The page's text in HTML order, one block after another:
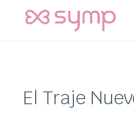
El Traje